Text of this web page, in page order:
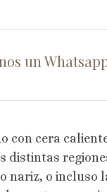
un
con cera
distintas
nariz, o incluso